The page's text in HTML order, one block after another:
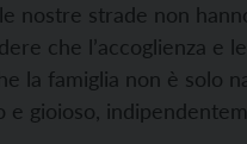
nostre strade non
che l’accoglienza e
la famiglia non è solo
e gioioso,